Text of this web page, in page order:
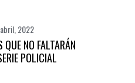
2022
NO FALTARÁN
POLICIAL